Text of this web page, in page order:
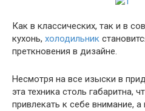
Как в классических, так и в
кухонь, холодильник
преткновения в дизайне.
Несмотря на все изыски в
эта техника столь габаритна,
привлекать к себе внимание, а